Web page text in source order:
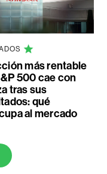
más rentable
500 cae con
tras sus
qué
al mercado